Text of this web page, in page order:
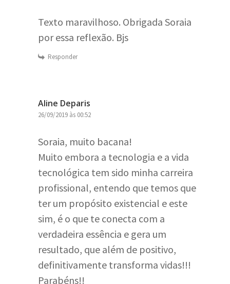
Texto maravilhoso. Obrigada Soraia
por essa reflexão. Bjs
Responder
Aline Deparis
26/09/2019 às 00:52
Soraia, muito bacana!
Muito embora a tecnologia e a vida
tecnológica tem sido minha carreira
profissional, entendo que temos que
ter um propósito existencial e este
sim, é o que te conecta com a
verdadeira essência e gera um
resultado, que além de positivo,
definitivamente transforma vidas!!!
Parabéns!!